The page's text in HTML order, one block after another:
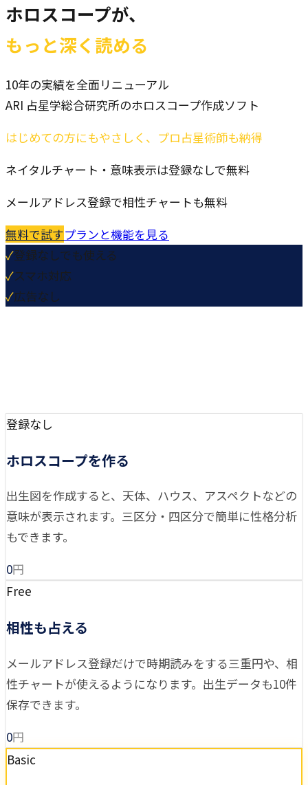
ホロスコープが、
もっと深く読める
10年の実績を全面リニューアル
ARI 占星学総合研究所のホロスコープ作成ソフト
はじめての方にもやさしく、プロ占星術師も納得
ネイタルチャート・意味表示は登録なしで無料
メールアドレス登録で相性チャートも無料
無料で試すプランと機能を見る
✓登録なしでも使える
✓スマホ対応
✓広告なし
登録なし
ホロスコープを作る
出生図を作成すると、天体、ハウス、アスペクトなどの
意味が表示されます。三区分・四区分で簡単に性格分析
もできます。
0円
Free
相性も占える
メールアドレス登録だけで時期読みをする三重円や、相
性チャートが使えるようになります。出生データも10件
保存できます。
0円
Basic